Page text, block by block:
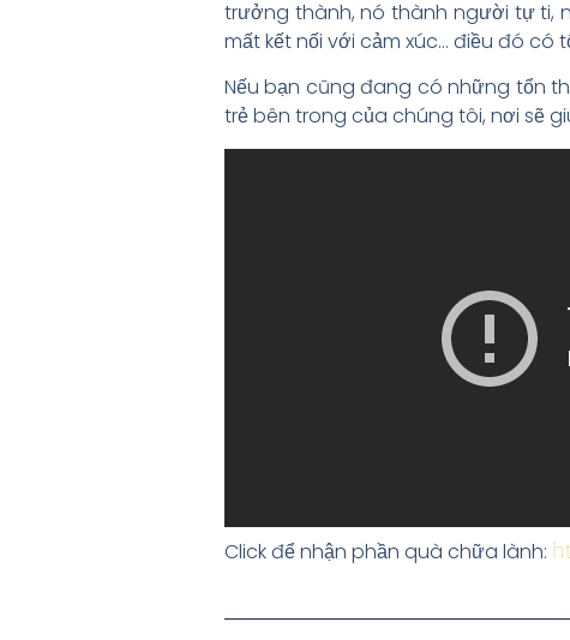
trưởng thành, nó thành người tự ti,
mất kết nối với cảm xúc… điều đó có
Nếu bạn cũng đang có những tổn
trẻ bên trong của chúng tôi, nơi sẽ
Click để nhận phần quà chữa lành: